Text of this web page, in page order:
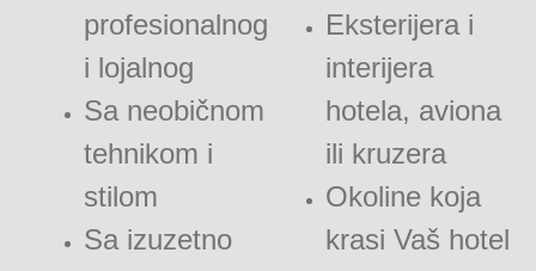
profesionalnog
i lojalnog
Sa neobičnom
tehnikom i
stilom
Sa izuzetno
Eksterijera i
interijera
hotela, aviona
ili kruzera
Okoline koja
krasi Vaš hotel